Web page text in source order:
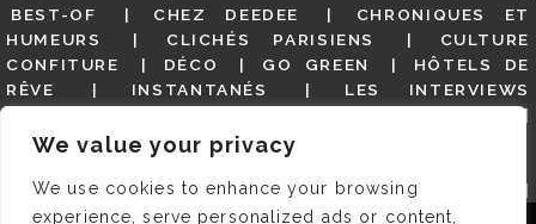
We value your privacy
We use cookies to enhance your browsing
experience, serve personalized ads or content,
BEST-OF
CHEZ DEEDEE
CHRONIQUES ET
HUMEURS
CLICHÉS PARISIENS
CULTURE
CONFITURE
DÉCO GO GREEN
HÔTELS DE
RÊVE
INSTANTANÉS
LES INTERVIEWS
MES ADRESSES
MODE NON CLASSÉ
GUIDE
PARIS EN PHOTOS
RESTAURANTS
REVUE DE PRESSE DÉTAILLÉE, SIOU PLAIT